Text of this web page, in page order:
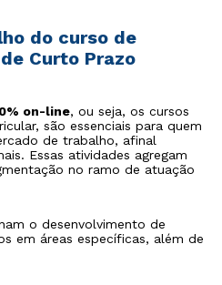
do curso de
Curto Prazo
on-line, ou seja, os cursos
são essenciais para quem
de trabalho, afinal
Essas atividades agregam
no ramo de atuação
o desenvolvimento de
em áreas específicas, além de